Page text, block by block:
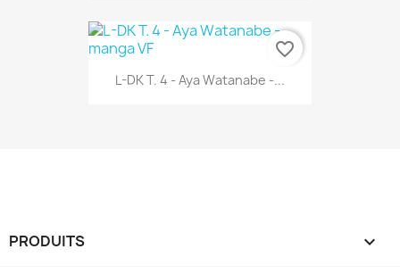
L-DK T. 4 - Aya Watanabe -...
favorite_border
PRODUITS 